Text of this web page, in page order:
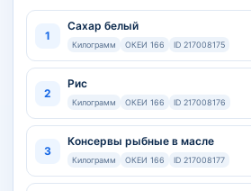
1
Сахар белый
Килограмм ОКЕИ 166 ID 217008175
2
Рис
Килограмм ОКЕИ 166 ID 217008176
3
Консервы рыбные в масле
Килограмм ОКЕИ 166 ID 217008177